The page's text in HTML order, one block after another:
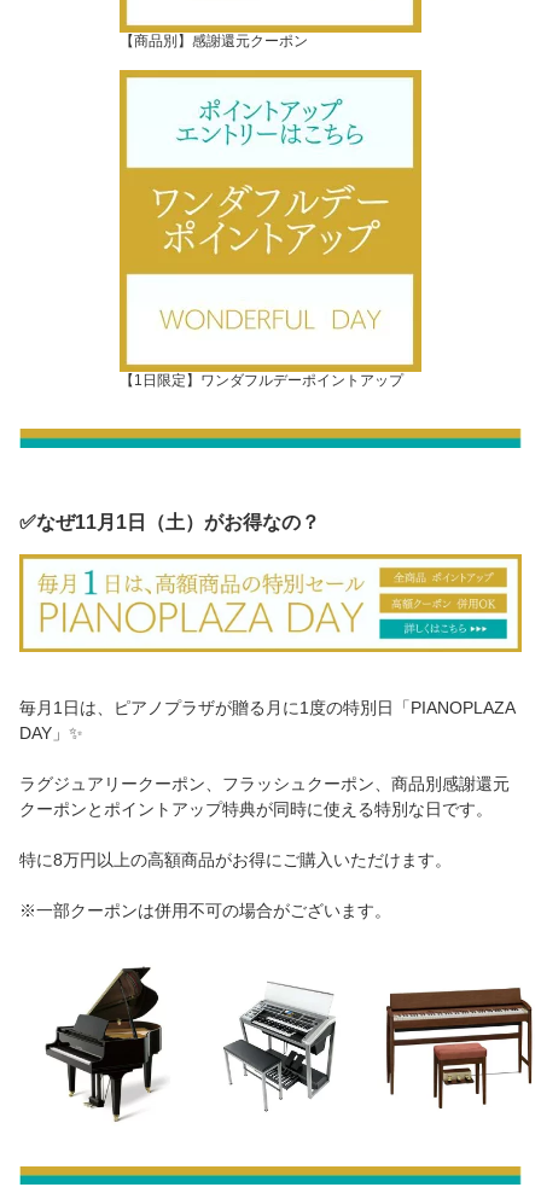
【商品別】感謝還元クーポン
【1日限定】ワンダフルデーポイントアップ
✅なぜ11月1日（土）がお得なの？
毎月1日は、ピアノプラザが贈る月に1度の特別日「PIANOPLAZA
DAY」✨
ラグジュアリークーポン、フラッシュクーポン、商品別感謝還元
クーポンとポイントアップ特典が同時に使える特別な日です。
特に8万円以上の高額商品がお得にご購入いただけます。
※一部クーポンは併用不可の場合がございます。